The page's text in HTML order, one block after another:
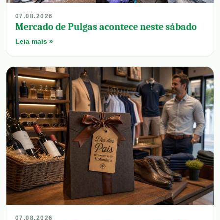
07.08.2026
Mercado de Pulgas acontece neste sábado
Leia mais »
07.08.2026